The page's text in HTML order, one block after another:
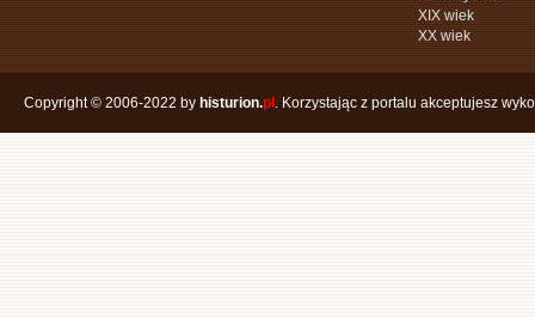
XIX wiek
XX wiek
Copyright © 2006-2022 by histurion.pl . Korzystając z portalu akceptujesz